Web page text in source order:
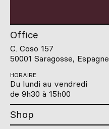
Office
C. Coso 157
50001 Saragosse, Espagne
HORAIRE
Du lundi au vendredi
de 9h30 à 15h00
Shop